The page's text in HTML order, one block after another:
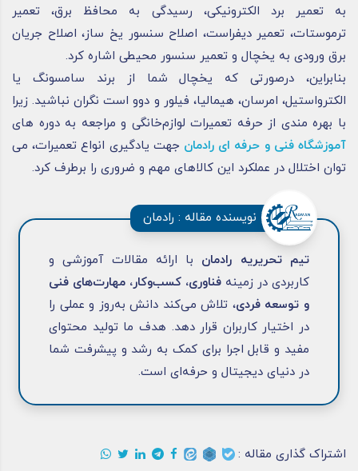
به تعمیر برد الکترونیکی، رسیدگی به محافظ برق، تعمیر
ترموستات، تعمیر دیفراست، اصلاح سنسور یخ‌ ساز، اصلاح جریان
برق ورودی به یخچال و تعمیر سنسور محیطی اشاره کرد.
بنابراین، درصورتی‌ که یخچال شما از برند سامسونگ یا
الکترواستیل، امرسان، هیمالیا، فیلور و دوو است نگران نباشید. زیرا
با بهره‌ مندی از حرفه تعمیرات لوازم‌خانگی و مراجعه به دوره‌ های
آموزشگاه فنی و حرفه ای رادمان جهت یادگیری انواع تعمیرات، می‌
توان اختلال در عملکرد این کالاهای مهم و ضروری را برطرف کرد.
تیم تحریریه رادمان با ارائه مقالات آموزشی و
کاربردی در زمینه فناوری، کسب‌وکار، مهارت‌های فنی
و توسعه فردی، تلاش می‌کند دانش به‌روز و عملی را
در اختیار کاربران قرار دهد. هدف ما تولید محتوای
مفید و قابل اجرا برای کمک به رشد و پیشرفت شما
در دنیای دیجیتال و حرفه‌ای است.
نویسنده مقاله : رادمان
اشتراک گذاری مقاله :